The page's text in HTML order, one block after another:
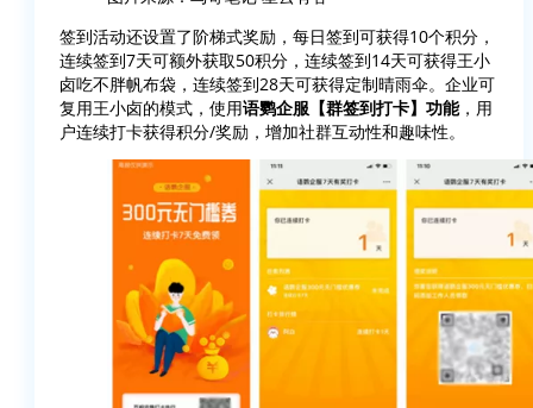
签到活动还设置了阶梯式奖励，每日签到可获得10个积分，
连续签到7天可额外获取50积分，连续签到14天可获得王小
卤吃不胖帆布袋，连续签到28天可获得定制晴雨伞。企业可
复用王小卤的模式，使用语鹦企服【群签到打卡】功能，用
户连续打卡获得积分/奖励，增加社群互动性和趣味性。